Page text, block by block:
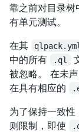
靠之前对目录树
有单元测试。
在其
qlpack.yml
中的所有
.ql
被忽略。 在未
在具有相应的
为了保持一致性
则限制，即使